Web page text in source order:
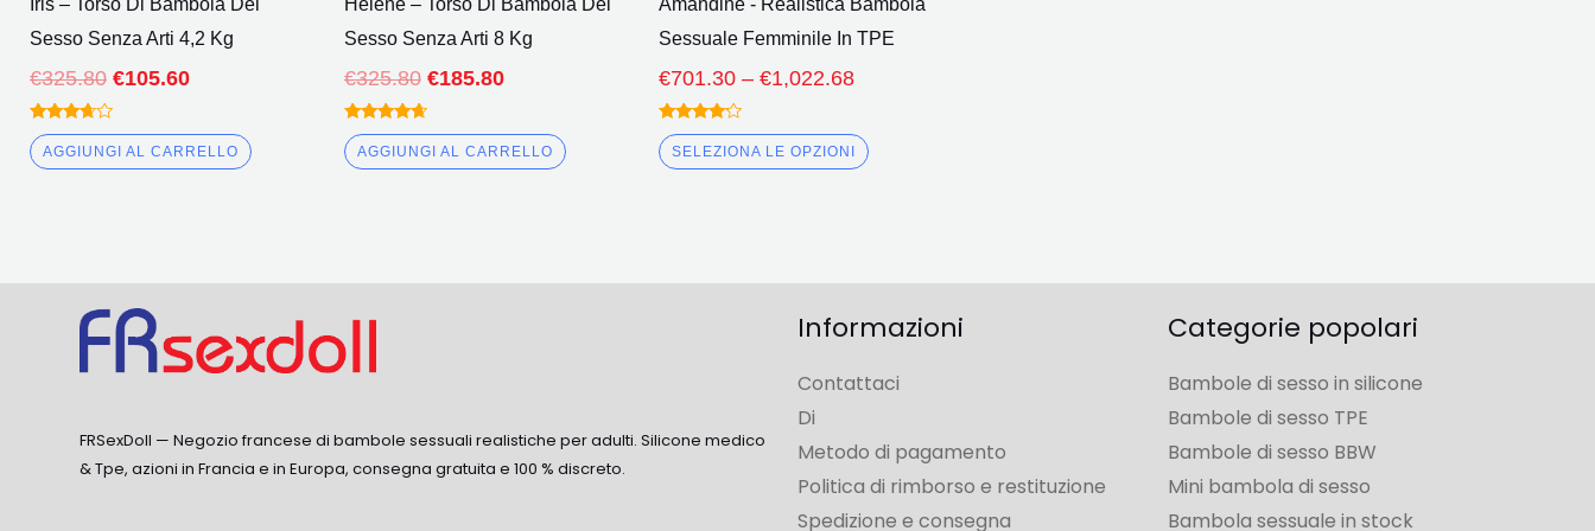
Sesso Senza Arti 4,2 Kg
€325.80 €105.60
Valutato
3.50
fuori da
AGGIUNGI AL CARRELLO
Sesso Senza Arti 8 Kg
€325.80 €185.80
Valutato
4.50
fuori da 5
AGGIUNGI AL CARRELLO
Sessuale Femminile In TPE
€701.30 – €1,022.68
Valutato
4.00
fuori da 5
SELEZIONA LE OPZIONI
del
FRSexDoll — Negozio francese di bambole sessuali realistiche per adulti. Silicone medico
& Tpe, azioni in Francia e in Europa, consegna gratuita e 100 % discreto.
Informazioni
Contattaci
Di
Metodo di pagamento
Politica di rimborso e restituzione
Spedizione e consegna
Categorie popolari
Bambole di sesso in silicone
Bambole di sesso TPE
Bambole di sesso BBW
Mini bambola di sesso
Bambola sessuale in stock